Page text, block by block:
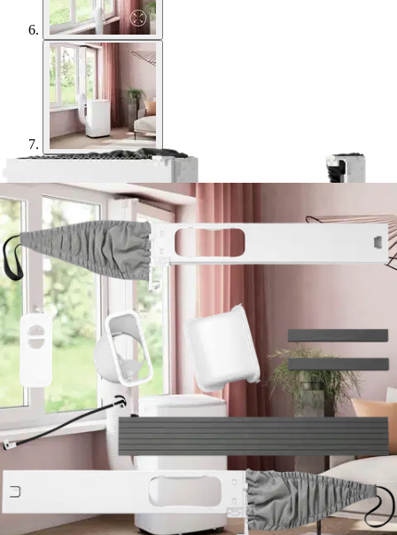
Electrolux
Electrolux ikkunasarja
EWKit5